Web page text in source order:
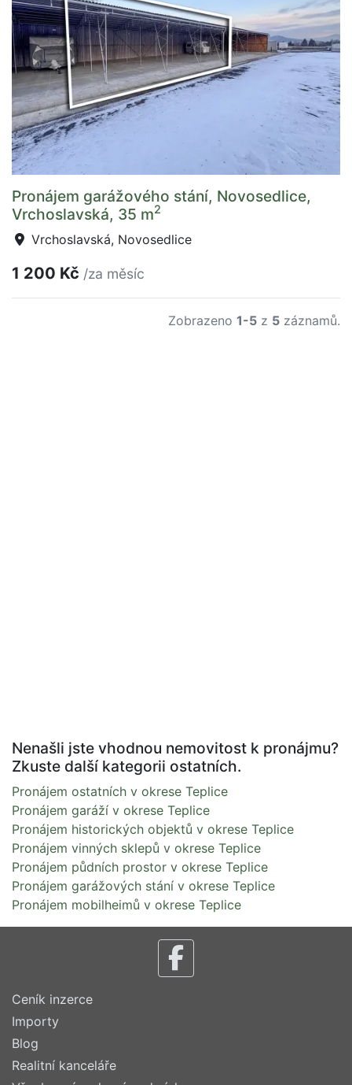
Pronájem garážového stání, Novosedlice,
Vrchoslavská, 35 m2
Vrchoslavská, Novosedlice
1 200 Kč /za měsíc
Zobrazeno 1-5 z 5 záznamů.
Nenašli jste vhodnou nemovitost k pronájmu?
Zkuste další kategorii ostatních.
Pronájem ostatních v okrese Teplice
Pronájem garáží v okrese Teplice
Pronájem historických objektů v okrese Teplice
Pronájem vinných sklepů v okrese Teplice
Pronájem půdních prostor v okrese Teplice
Pronájem garážových stání v okrese Teplice
Pronájem mobilheimů v okrese Teplice
Ceník inzerce
Importy
Blog
Realitní kanceláře